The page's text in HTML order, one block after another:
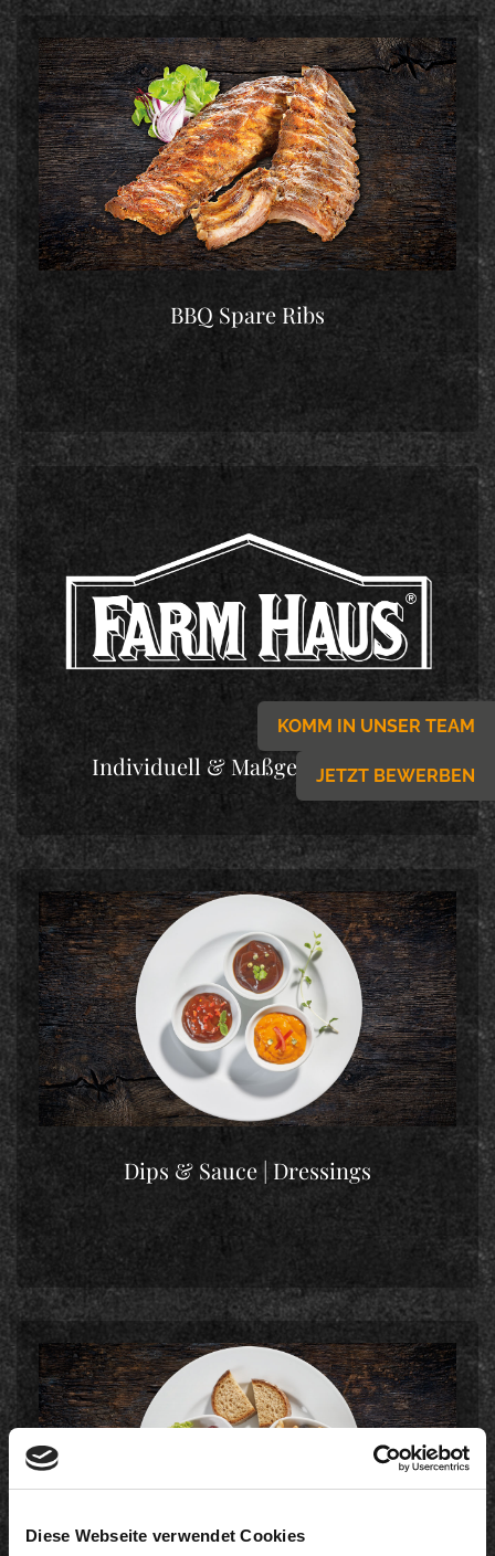
Diese Webseite verwendet Cookies
BBQ Spare Ribs
Individuell & Maßgeschneidert
Dips & Sauce | Dressings
KOMM IN UNSER TEAM
JETZT BEWERBEN